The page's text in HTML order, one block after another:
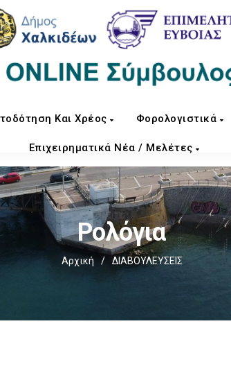
Και Χρέος Φορολογιστικά
Επιχειρηματικά Νέα / Μελέτες
Ρολόγια
Αρχική / ΔΙΑΒΟΥΛΕΥΣΕΙΣ